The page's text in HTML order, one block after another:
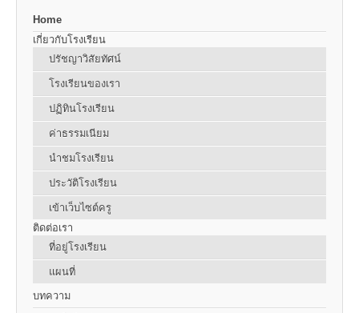
Home
เกี่ยวกับโรงเรียน
ปรัชญาวิสัยทัศน์
โรงเรียนของเรา
ปฏิทินโรงเรียน
ค่าธรรมเนียม
นำชมโรงเรียน
ประวัติโรงเรียน
เข้าเว็บไซต์ครู
ติดต่อเรา
ที่อยู่โรงเรียน
แผนที่
บทความ